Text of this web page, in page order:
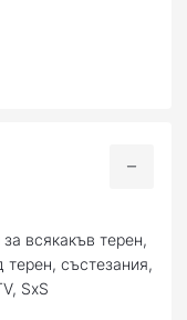
всякакъв терен,
терен, състезания,
SxS